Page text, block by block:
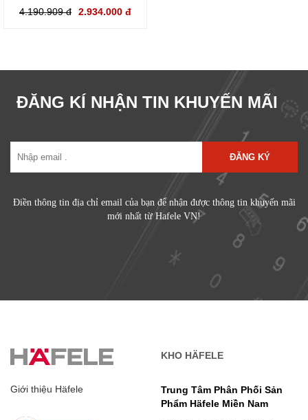
4.190.909 đ 2.934.000 đ
ĐĂNG KÍ NHẬN TIN KHUYẾN MÃI
ĐĂNG KÝ
Điền thông tin địa chỉ email của bạn để nhận được thông tin khuyến mãi
mới nhất từ Hafele VN!
Giới thiệu Häfele
KHO HÄFELE
Trung Tâm Phân Phối Sản
Phẩm Häfele Miền Nam